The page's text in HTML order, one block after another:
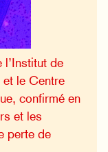
l’Institut de
et le Centre
confirmé en
et les
perte de